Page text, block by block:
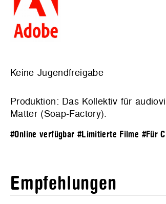
Keine Jugendfreigabe
Produktion: Das Kollektiv für
Matter (Soap-Factory).
#Online verfügbar #Limitierte Filme #Für
Empfehlungen